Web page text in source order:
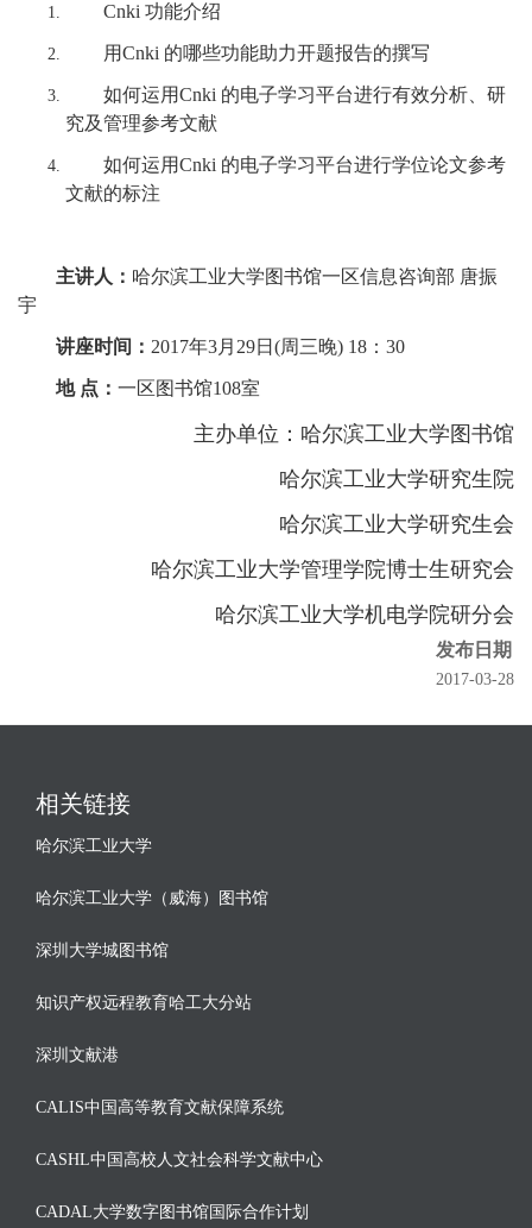
Cnki 功能介绍
用Cnki 的哪些功能助力开题报告的撰写
如何运用Cnki 的电子学习平台进行有效分析、研
究及管理参考文献
如何运用Cnki 的电子学习平台进行学位论文参考
文献的标注
主讲人： 哈尔滨工业大学图书馆一区信息咨询部 唐振
宇
讲座时间： 2017年3月29日(周三晚) 18：30
地 点： 一区图书馆108室
主办单位：哈尔滨工业大学图书馆
哈尔滨工业大学研究生院
哈尔滨工业大学研究生会
哈尔滨工业大学管理学院博士生研究会
哈尔滨工业大学机电学院研分会
发布日期
2017-03-28
相关链接
哈尔滨工业大学
哈尔滨工业大学（威海）图书馆
深圳大学城图书馆
知识产权远程教育哈工大分站
深圳文献港
CALIS中国高等教育文献保障系统
CASHL中国高校人文社会科学文献中心
CADAL大学数字图书馆国际合作计划